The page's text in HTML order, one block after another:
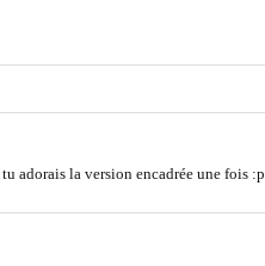
adorais la version encadrée une fois :p